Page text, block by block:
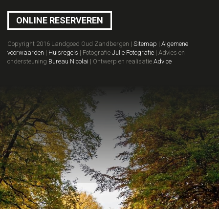
ONLINE RESERVEREN
Copyright 2016 Landgoed Oud Zandbergen | Sitemap | Algemene
voorwaarden | Huisregels | Fotografie Julie Fotografie | Advies en
ondersteuning Bureau Nicolai | Ontwerp en realisatie Advice